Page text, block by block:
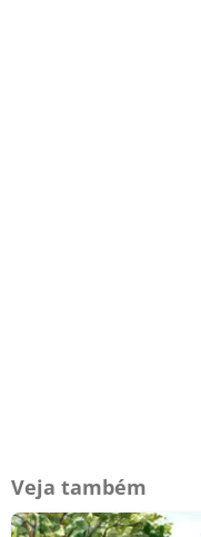
Veja também